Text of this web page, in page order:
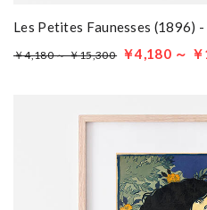
Les Petites Faunesses (1896)
￥4,180 ～ ￥15,300 ￥4,180 ～